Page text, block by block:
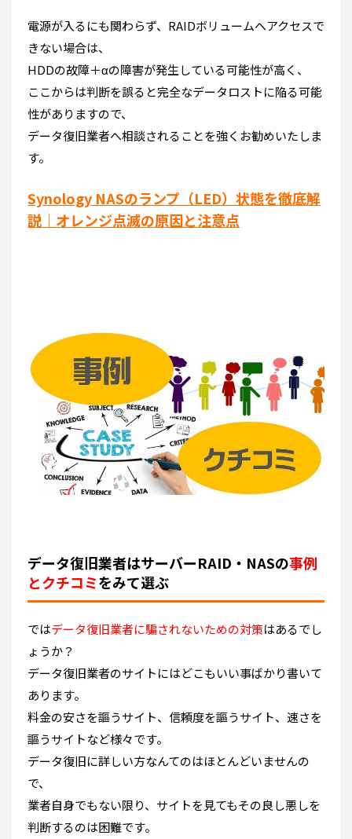
電源が入るにも関わらず、RAIDボリュームへアクセスで
きない場合は、
HDDの故障＋αの障害が発生している可能性が高く、
ここからは判断を誤ると完全なデータロストに陥る可能
性がありますので、
データ復旧業者へ相談されることを強くお勧めいたしま
す。
Synology NASのランプ（LED）状態を徹底解
説｜オレンジ点滅の原因と注意点
データ復旧業者はサーバーRAID・NASの事例
とクチコミをみて選ぶ
ではデータ復旧業者に騙されないための対策はあるでし
ょうか？
データ復旧業者のサイトにはどこもいい事ばかり書いて
あります。
料金の安さを謳うサイト、信頼度を謳うサイト、速さを
謳うサイトなど様々です。
データ復旧に詳しい方なんてのはほとんどいませんの
で、
業者自身でもない限り、サイトを見てもその良し悪しを
判断するのは困難です。